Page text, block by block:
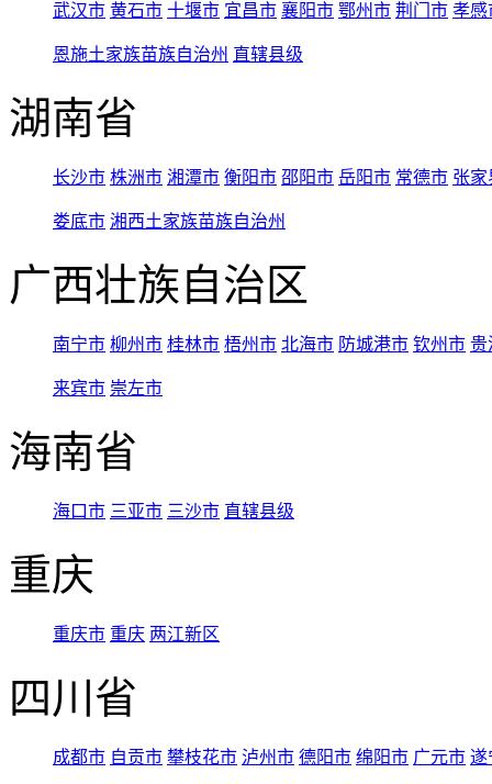
武汉市 黄石市 十堰市 宜昌市 襄阳市 鄂州市 荆门市 孝感
恩施土家族苗族自治州 直辖县级
湖南省
长沙市 株洲市 湘潭市 衡阳市 邵阳市 岳阳市 常德市 张家
娄底市 湘西土家族苗族自治州
广西壮族自治区
南宁市 柳州市 桂林市 梧州市 北海市 防城港市 钦州市 贵
来宾市 崇左市
海南省
海口市 三亚市 三沙市 直辖县级
重庆
重庆市 重庆 两江新区
四川省
成都市 自贡市 攀枝花市 泸州市 德阳市 绵阳市 广元市 遂